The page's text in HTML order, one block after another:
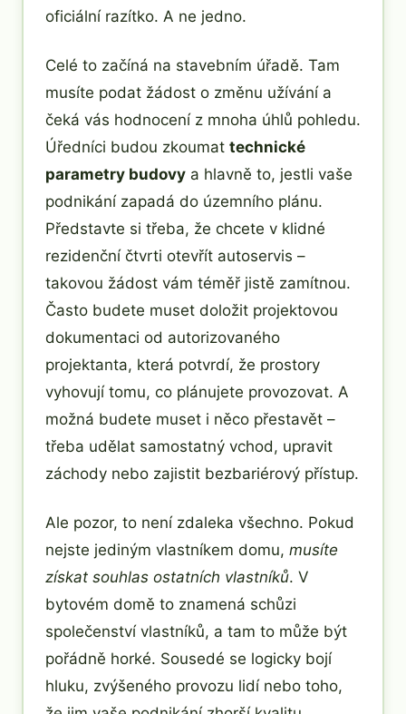
oficiální razítko. A ne jedno.
Celé to začíná na stavebním úřadě. Tam
musíte podat žádost o změnu užívání a
čeká vás hodnocení z mnoha úhlů pohledu.
Úředníci budou zkoumat technické
parametry budovy a hlavně to, jestli vaše
podnikání zapadá do územního plánu.
Představte si třeba, že chcete v klidné
rezidenční čtvrti otevřít autoservis –
takovou žádost vám téměř jistě zamítnou.
Často budete muset doložit projektovou
dokumentaci od autorizovaného
projektanta, která potvrdí, že prostory
vyhovují tomu, co plánujete provozovat. A
možná budete muset i něco přestavět –
třeba udělat samostatný vchod, upravit
záchody nebo zajistit bezbariérový přístup.
Ale pozor, to není zdaleka všechno. Pokud
nejste jediným vlastníkem domu, musíte
získat souhlas ostatních vlastníků. V
bytovém domě to znamená schůzi
společenství vlastníků, a tam to může být
pořádně horké. Sousedé se logicky bojí
hluku, zvýšeného provozu lidí nebo toho,